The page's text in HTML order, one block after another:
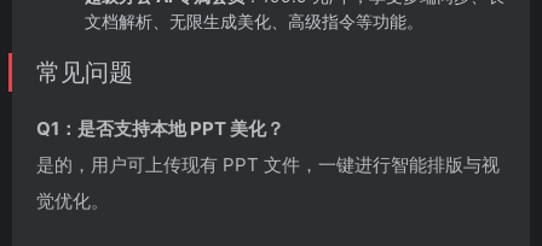
文档解析、无限生成美化、高级指令等功能。
常见问题
Q1：是否支持本地 PPT 美化？
是的，用户可上传现有 PPT 文件，一键进行智能排版与视
觉优化。